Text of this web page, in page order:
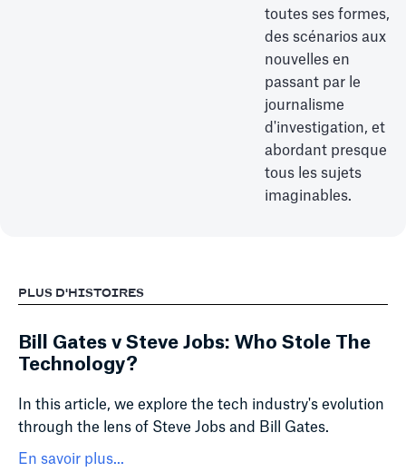
toutes ses formes,
des scénarios aux
nouvelles en
passant par le
journalisme
d'investigation, et
abordant presque
tous les sujets
imaginables.
PLUS D'HISTOIRES
Bill Gates v Steve Jobs: Who Stole The
Technology?
In this article, we explore the tech industry's evolution
through the lens of Steve Jobs and Bill Gates.
En savoir plus...